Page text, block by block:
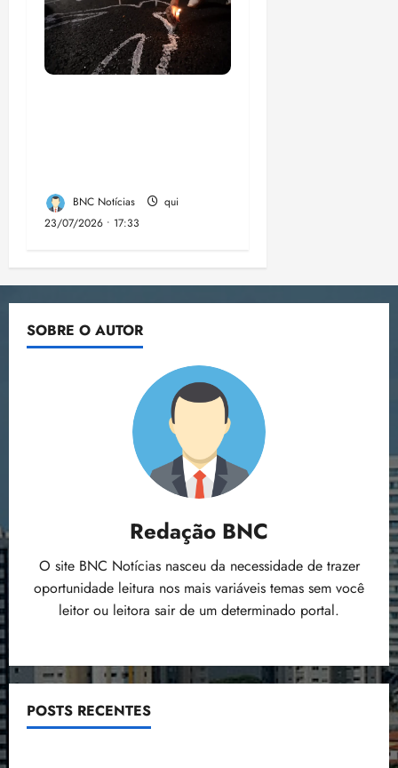
BNC Notícias
qui
23/07/2026 • 17:33
SOBRE O AUTOR
Redação BNC
O site BNC Notícias nasceu da necessidade de trazer
oportunidade leitura nos mais variáveis temas sem você
leitor ou leitora sair de um determinado portal.
POSTS RECENTES